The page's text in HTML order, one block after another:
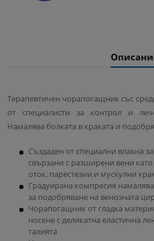
Терапевтичен чорапогащник със
от специалисти за контрол и
Намалява болката в краката и
Създаден от специални влакна
свързани с разширени вени като
оток, парестезии и мускулни
Градуирана компресия
за подобряване на венозната
Чорапогащник от гладка
носене с деликатна еластична
талията